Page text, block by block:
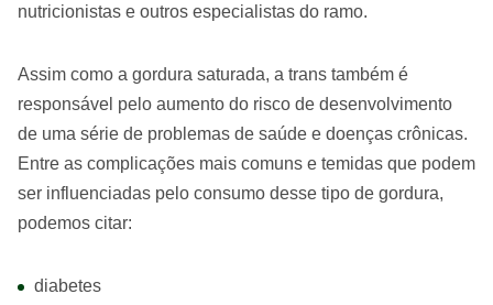
nutricionistas e outros especialistas do ramo.
Assim como a gordura saturada, a trans também é
responsável pelo aumento do risco de desenvolvimento
de uma série de problemas de saúde e doenças crônicas.
Entre as complicações mais comuns e temidas que podem
ser influenciadas pelo consumo desse tipo de gordura,
podemos citar:
diabetes